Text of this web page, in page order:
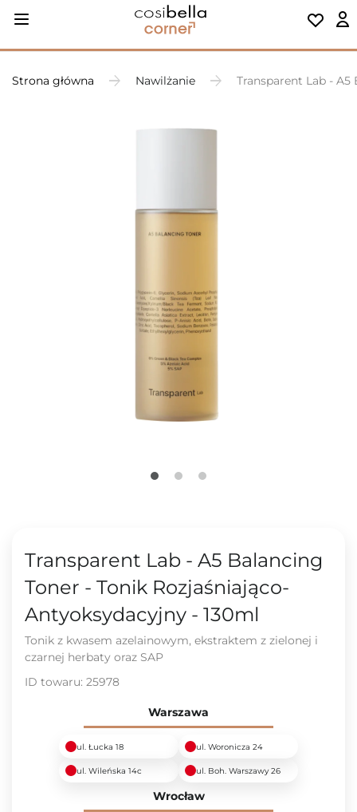
Strona główna Nawilżanie Transparent Lab -
Transparent Lab - A5 Balancing
Toner - Tonik Rozjaśniająco-
Antyoksydacyjny - 130ml
Tonik z kwasem azelainowym, ekstraktem z zielonej i
czarnej herbaty oraz SAP
ID towaru: 25978
Warszawa
ul. Łucka 18 ul. Woronicza 24
ul. Wileńska 14c ul. Boh. Warszawy 26
Wrocław